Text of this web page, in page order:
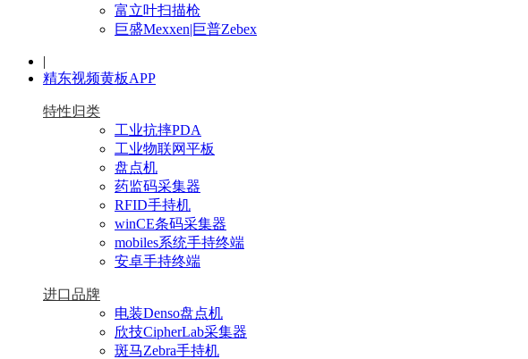
富立叶扫描枪
巨盛Mexxen|巨普Zebex
|
精东视频黄板APP
特性归类
工业抗摔PDA
工业物联网平板
盘点机
药监码采集器
RFID手持机
winCE条码采集器
mobiles系统手持终端
安卓手持终端
进口品牌
电装Denso盘点机
欣技CipherLab采集器
斑马Zebra手持机